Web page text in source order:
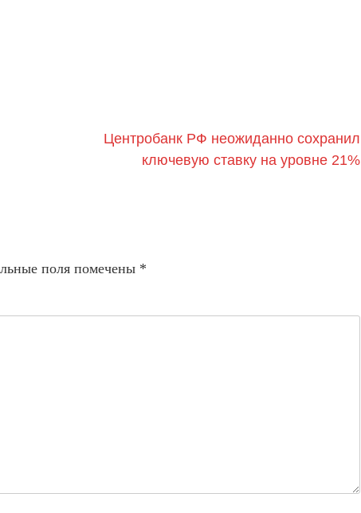
Центробанк РФ неожиданно сохранил
ключевую ставку на уровне 21%
поля помечены *